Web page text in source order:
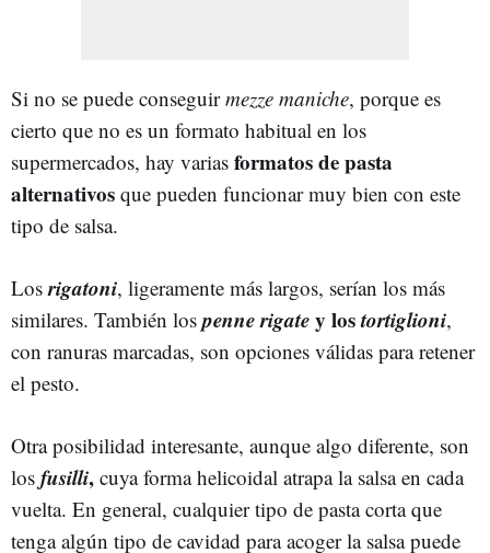
Si no se puede conseguirmezze maniche, porque es
cierto que no es un formato habitual en los
supermercados, hay varias formatos de pasta
alternativos que pueden funcionar muy bien con este
tipo de salsa.
Los rigatoni, ligeramente más largos, serían los más
similares. También los penne rigatey lostortiglioni,
con ranuras marcadas, son opciones válidas para retener
el pesto.
Otra posibilidad interesante, aunque algo diferente, son
los fusilli, cuya forma helicoidal atrapa la salsa en cada
vuelta. En general, cualquier tipo de pasta corta que
tenga algún tipo de cavidad para acoger la salsa puede